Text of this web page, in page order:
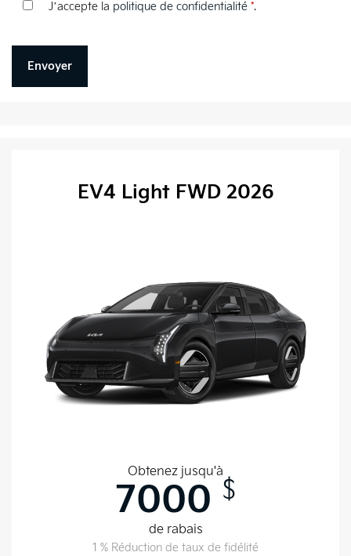
J’accepte la politique de confidentialité *.
EV4 Light FWD 2026
Obtenez jusqu'à
7000 $
de rabais
1 % Réduction de taux de fidélité